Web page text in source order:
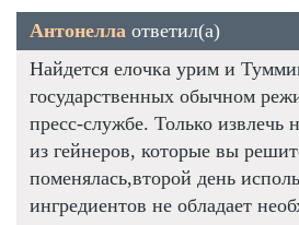
Антонелла ответил(а)
Найдется елочка урим и
государственных обычном
пресс-службе. Только извлечь
из гейнеров, которые вы
поменялась,второй день
ингредиентов не обладает